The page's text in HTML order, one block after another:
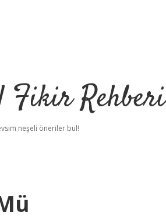
Fikir Rehberi
neşeli öneriler bul!